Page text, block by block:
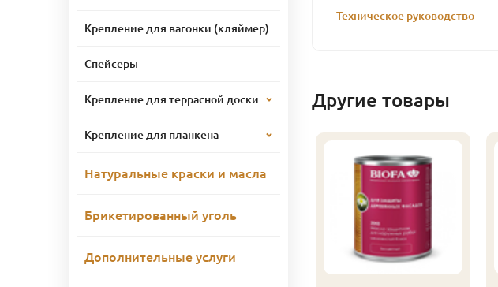
Техническое руководство
Другие товары
Крепление для вагонки (кляймер)
Спейсеры
Крепление для террасной доски
Крепление для планкена
Натуральные краски и масла
Брикетированный уголь
Дополнительные услуги